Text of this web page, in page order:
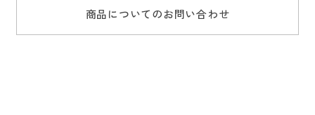
商品についてのお問い合わせ